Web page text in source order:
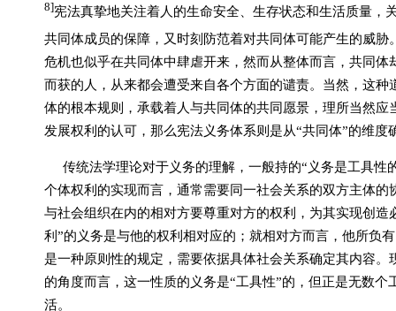
8]宪法真挚地关注着人的生命安全、生存状态和生活质量
共同体成员的保障，又时刻防范着对共同体可能产生的威胁
危机也似乎在共同体中肆虐开来，然而从整体而言，共同
而获的人，从来都会遭受来自各个方面的谴责。当然，这
体的根本规则，承载着人与共同体的共同愿景，理所当然
发展权利的认可，那么宪法义务体系则是从“共同体”的维
传统法学理论对于义务的理解，一般持的“义务是工具性
个体权利的实现而言，通常需要同一社会关系的双方主体
与社会组织在内的相对方要尊重对方的权利，为其实现创
利”的义务是与他的权利相对应的；就相对方而言，他所负
是一种原则性的规定，需要依据具体社会关系确定其内容。
的角度而言，这一性质的义务是“工具性”的，但正是无数
活。